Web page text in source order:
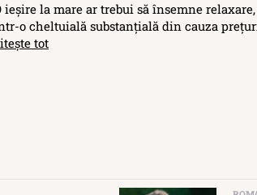
ieșire la mare ar trebui să însemne
o cheltuială substanțială din cauza
tot